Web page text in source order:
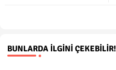
BUNLARDA İLGINI ÇEKEBILIR!